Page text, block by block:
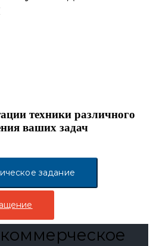
техники различного
ваших задач
задание